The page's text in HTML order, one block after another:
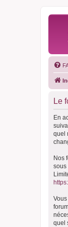
Le
En
quel
Nos
sous
quel